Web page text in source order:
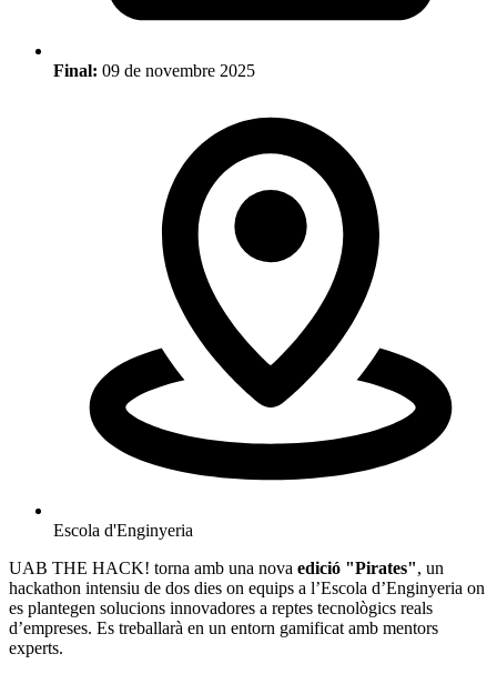
Final: 09 de novembre 2025
Escola d'Enginyeria
UAB THE HACK! torna amb una nova edició "Pirates", un
hackathon intensiu de dos dies on equips a l’Escola d’Enginyeria on
es plantegen solucions innovadores a reptes tecnològics reals
d’empreses. Es treballarà en un entorn gamificat amb mentors
experts.